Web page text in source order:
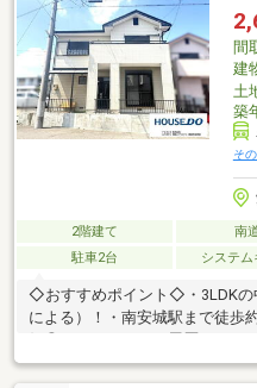
ト２台分に加え、建物横に縦列
ございます ※駐輪可能台数は
外水栓が備わっております・リ
間
建
土
築
そ
2階建て 南
駐車2台
システム
◇おすすめポイント◇・3LDKの
による）！・南安城駅まで徒歩
JAあいち中央安祥支店まで徒歩